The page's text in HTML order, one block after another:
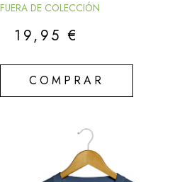
FUERA DE COLECCIÓN
19,95€
COMPRAR